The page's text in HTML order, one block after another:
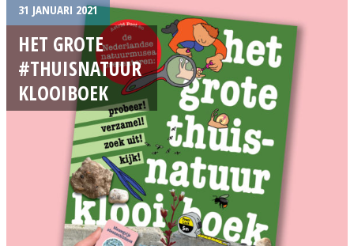
31 JANUARI 2021
HET GROTE
#THUISNATUUR
KLOOIBOEK